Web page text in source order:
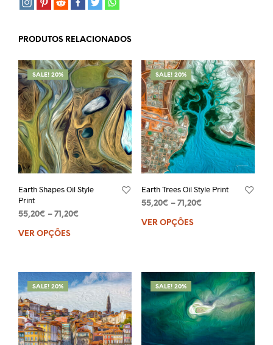
PRODUTOS RELACIONADOS
SALE! 20%
Earth Shapes Oil Style
Print
55,20€ – 71,20€
VER OPÇÕES
SALE! 20%
Earth Trees Oil Style Print
55,20€ – 71,20€
VER OPÇÕES
SALE! 20% SALE! 20%